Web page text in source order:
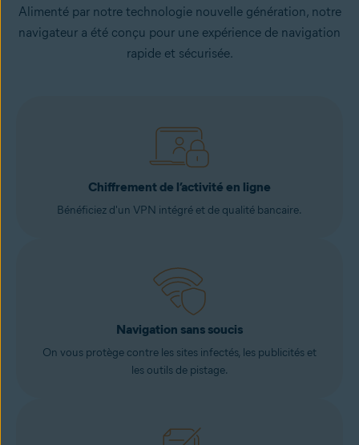
Alimenté par notre technologie nouvelle génération, notre
navigateur a été conçu pour une expérience de navigation
rapide et sécurisée.
Chiffrement de l’activité en ligne
Bénéficiez d'un VPN intégré et de qualité bancaire.
Navigation sans soucis
On vous protège contre les sites infectés, les publicités et
les outils de pistage.